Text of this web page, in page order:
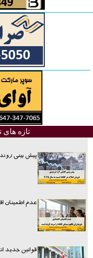
تازه های
پیش بینی
عدم اطمینان
قوانین جدید